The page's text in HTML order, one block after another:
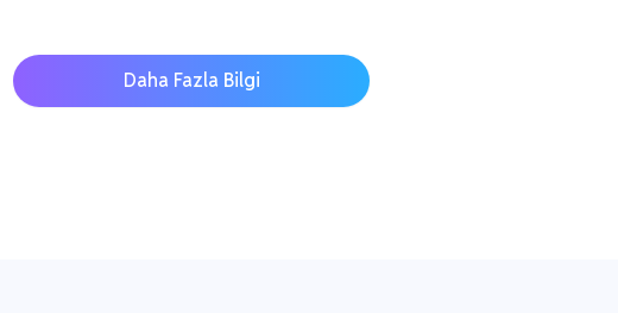
Daha Fazla Bilgi